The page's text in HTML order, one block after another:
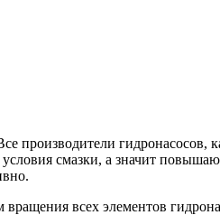
производители гидронасосов,
смазки, а значит
всех элементов